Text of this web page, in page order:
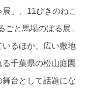
」、11ぴきのねこ
ごと馬場のぼる展」
るほか、広い敷地
千葉県の松山庭園
台として話題にな